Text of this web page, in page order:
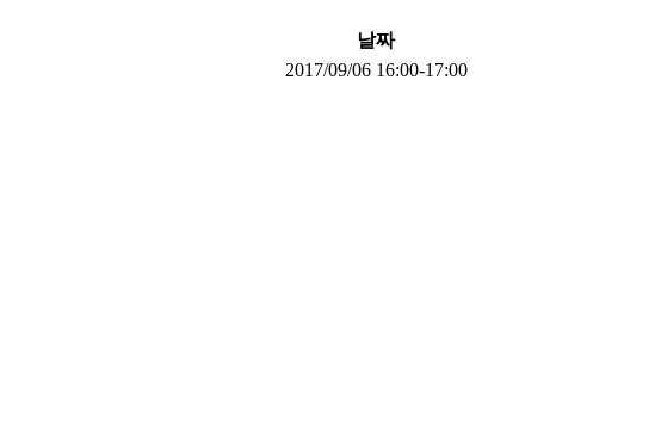
날짜
2017/09/06 16:00-17:00